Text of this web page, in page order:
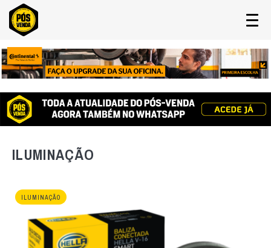
ILUMINAÇÃO
ILUMINAÇÃO